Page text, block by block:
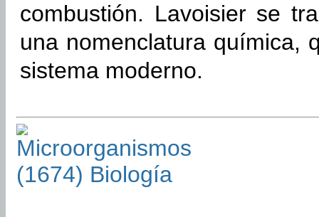
combustión. Lavoisier se
una nomenclatura química,
sistema moderno.